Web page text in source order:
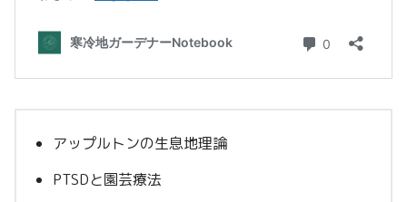
アップルトンの生息地理論
PTSDと園芸療法